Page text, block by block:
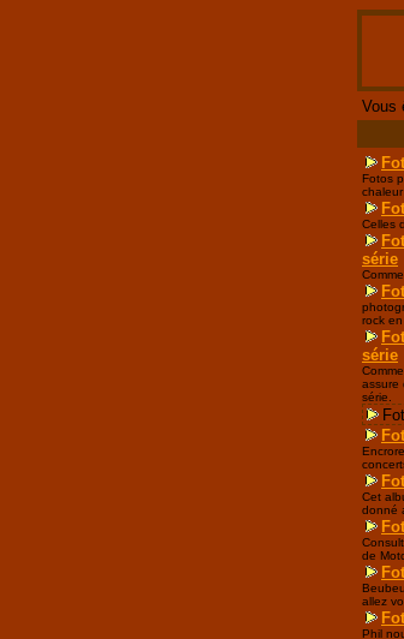
Vous
Fotos
chaleur
Celles
série
rock
série
assure
série.
Cet
donné
de
allez
Phil